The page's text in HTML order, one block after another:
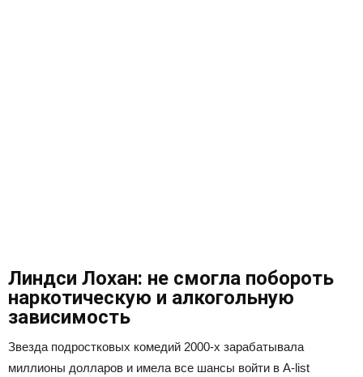
Линдси Лохан: не смогла побороть
наркотическую и алкогольную
зависимость
Звезда подростковых комедий 2000-х зарабатывала
миллионы долларов и имела все шансы войти в А-list